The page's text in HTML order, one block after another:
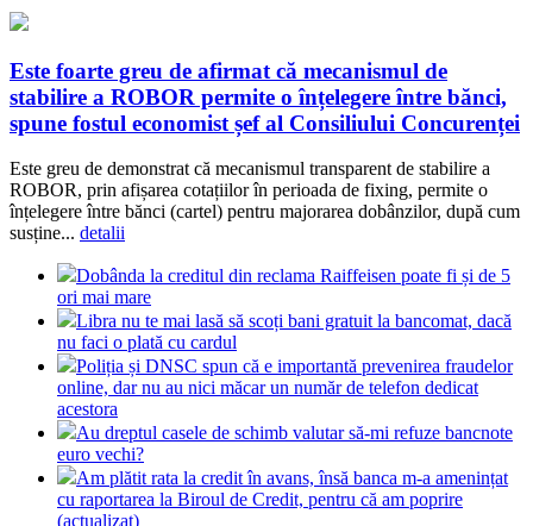
Este foarte greu de afirmat că mecanismul de
stabilire a ROBOR permite o înțelegere între bănci,
spune fostul economist șef al Consiliului Concurenței
Este greu de demonstrat că mecanismul transparent de stabilire a
ROBOR, prin afișarea cotațiilor în perioada de fixing, permite o
înțelegere între bănci (cartel) pentru majorarea dobânzilor, după cum
susține... detalii
Dobânda la creditul din reclama Raiffeisen poate fi și de 5
ori mai mare
Libra nu te mai lasă să scoți bani gratuit la bancomat, dacă
nu faci o plată cu cardul
Poliția și DNSC spun că e importantă prevenirea fraudelor
online, dar nu au nici măcar un număr de telefon dedicat
acestora
Au dreptul casele de schimb valutar să-mi refuze bancnote
euro vechi?
Am plătit rata la credit în avans, însă banca m-a amenințat
cu raportarea la Biroul de Credit, pentru că am poprire
(actualizat)